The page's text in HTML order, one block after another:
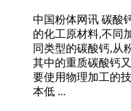
中国粉体网讯 碳酸
的化工原材料,不同
同类型的碳酸钙,从
其中的重质碳酸钙
要使用物理加工的
本低 ...